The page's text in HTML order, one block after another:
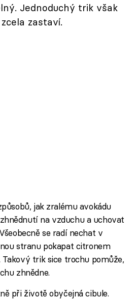
Jednoduchý trik však
zastaví.
jak zralému avokádu
na vzduchu a uchovat
se radí nechat v
stranu pokapat citronem
trik sice trochu pomůže,
zhnědne.
při životě obyčejná cibule.